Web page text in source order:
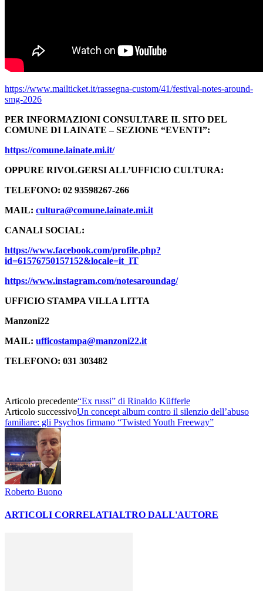
https://www.mailticket.it/rassegna-custom/41/festival-notes-around-
smg-2026
PER INFORMAZIONI CONSULTARE IL SITO DEL
COMUNE DI LAINATE – SEZIONE “EVENTI”:
https://comune.lainate.mi.it/
OPPURE RIVOLGERSI ALL’UFFICIO CULTURA:
TELEFONO: 02 93598267-266
MAIL: cultura@comune.lainate.mi.it
CANALI SOCIAL:
https://www.facebook.com/profile.php?
id=61576750157152&locale=it_IT
https://www.instagram.com/notesaroundag/
UFFICIO STAMPA VILLA LITTA
Manzoni22
MAIL: ufficostampa@manzoni22.it
TELEFONO: 031 303482
Articolo precedente“Ex russi” di Rinaldo Küfferle
Articolo successivoUn concept album contro il silenzio dell’abuso
familiare: gli Psychos firmano “Twisted Youth Freeway”
Roberto Buono
ARTICOLI CORRELATIALTRO DALL'AUTORE